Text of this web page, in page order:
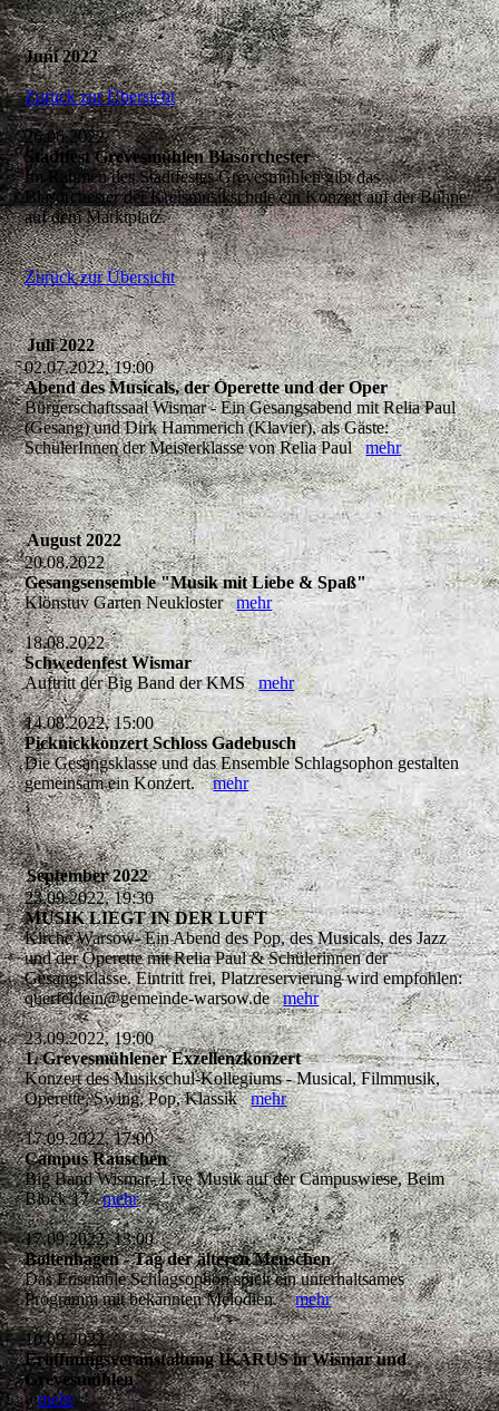
Juni 2022
Zurück zur Übersicht
26.06.2022
Stadtfest Grevesmühlen Blasorchester
Im Rahmen des Stadtfestes Grevesmühlen gibt das
Blasorchester der Kreismusikschule ein Konzert auf der Bühne
auf dem Marktplatz.
Zurück zur Übersicht
Juli 2022
02.07.2022, 19:00
Abend des Musicals, der Operette und der Oper
Bürgerschaftssaal Wismar - Ein Gesangsabend mit Relia Paul
(Gesang) und Dirk Hammerich (Klavier), als Gäste:
SchülerInnen der Meisterklasse von Relia Paulmehr
August 2022
20.08.2022
Gesangsensemble "Musik mit Liebe & Spaß"
Klönstuv Garten Neuklostermehr
18.08.2022
Schwedenfest Wismar
Auftritt der Big Band der KMSmehr
14.08.2022, 15:00
Picknickkonzert Schloss Gadebusch
Die Gesangsklasse und das Ensemble Schlagsophon gestalten
gemeinsam ein Konzert.mehr
September 2022
23.09.2022, 19:30
MUSIK LIEGT IN DER LUFT
Kirche Warsow- Ein Abend des Pop, des Musicals, des Jazz
und der Operette mit Relia Paul & Schülerinnen der
Gesangsklasse. Eintritt frei, Platzreservierung wird empfohlen:
querfeldein@gemeinde-warsow.demehr
23.09.2022, 19:00
1. Grevesmühlener Exzellenzkonzert
Konzert des Musikschul-Kollegiums - Musical, Filmmusik,
Operette, Swing, Pop, Klassikmehr
17.09.2022, 17:00
Campus Rauschen
Big Band Wismar- Live Musik auf der Campuswiese, Beim
Block 17mehr
17.09.2022, 13:00
Boltenhagen - Tag der älteren Menschen
Das Ensemble Schlagsophon spielt ein unterhaltsames
Programm mit bekannten Melodien.mehr
10.09.2022
Eröffnungsveranstaltung IKARUS in Wismar und
Grevesmühlen
mehr